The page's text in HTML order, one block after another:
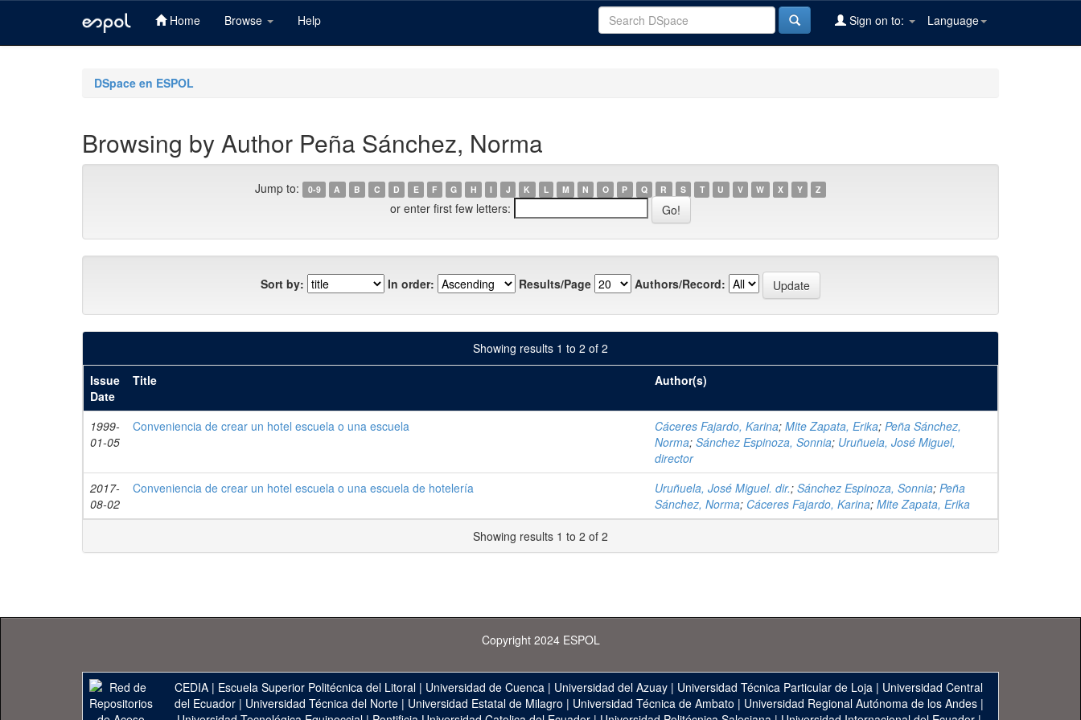
Home Browse Help Language
Sign on to:
DSpace en ESPOL
Browsing by Author Peña Sánchez, Norma
Jump to: 0-9 A B C D E F G H I J K L M N O P Q R S T U V W X Y Z
or enter first few letters:
Sort by: In order: Results/Page Authors/Record:
Showing results 1 to 2 of 2
Issue
Date
Title Author(s)
1999-
01-05
Conveniencia de crear un hotel escuela o una escuela Cáceres Fajardo, Karina; Mite Zapata, Erika; Peña Sánchez,
Norma; Sánchez Espinoza, Sonnia; Uruñuela, José Miguel,
director
2017-
08-02
Conveniencia de crear un hotel escuela o una escuela de hotelería Uruñuela, José Miguel. dir.; Sánchez Espinoza, Sonnia; Peña
Sánchez, Norma; Cáceres Fajardo, Karina; Mite Zapata, Erika
Showing results 1 to 2 of 2
Copyright 2024 ESPOL
CEDIA | Escuela Superior Politécnica del Litoral | Universidad de Cuenca | Universidad del Azuay | Universidad Técnica Particular de Loja | Universidad Central
del Ecuador| Universidad Técnica del Norte| Universidad Estatal de Milagro | Universidad Técnica de Ambato | Universidad Regional Autónoma de los Andes|